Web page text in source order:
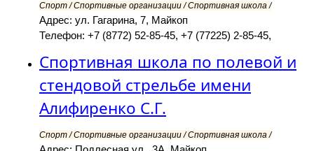
Спорт / Спортивные организации / Спортивная школа /
Адрес: ул. Гагарина, 7, Майкоп
Телефон: +7 (8772) 52-85-45, +7 (77225) 2-85-45,
Спортивная школа по полевой и
стендовой стрельбе имени
Алифиренко С.Г.
Спорт / Спортивные организации / Спортивная школа /